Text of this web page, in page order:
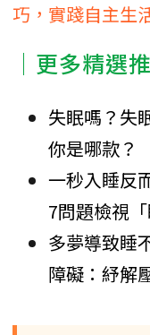
巧，實踐自主生
│更多精選
失眠嗎？失
你是哪款？
一秒入睡反
7問題檢視「
多夢導致睡
障礙：紓解